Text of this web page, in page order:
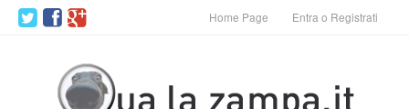
Home Page Entra o Registrati